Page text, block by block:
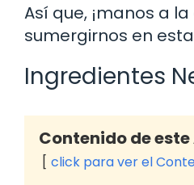
Así que, ¡manos a
sumergirnos en
Ingredientes
Contenido de
click para ver el